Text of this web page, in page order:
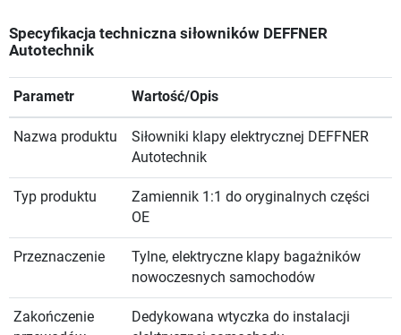
Specyfikacja techniczna siłowników DEFFNER
Autotechnik
Parametr Wartość/Opis
Nazwa produktu
Siłowniki klapy elektrycznej DEFFNER
Autotechnik
Typ produktu
Zamiennik 1:1 do oryginalnych części
OE
Przeznaczenie
Tylne, elektryczne klapy bagażników
nowoczesnych samochodów
Zakończenie
Dedykowana wtyczka do instalacji